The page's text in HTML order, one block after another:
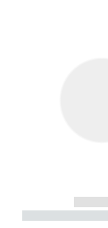
-----------